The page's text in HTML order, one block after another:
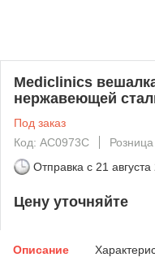
Mediclinics
нержавеющей
Под заказ
Код: AC0973C
Розница
Отправка с 21
Цену уточняйте
Описание